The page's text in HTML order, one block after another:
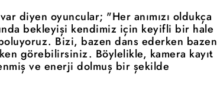
diyen oyuncular; "Her anımızı oldukça
bekleyişi kendimiz için keyifli bir hale
Bizi, bazen dans ederken bazen
görebilirsiniz. Böylelikle, kamera kayıt
ve enerji dolmuş bir şekilde